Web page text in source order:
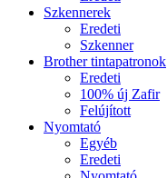
Szkennerek
Eredeti
Szkenner
Brother tintapatronok
Eredeti
100% új Zafir
Felújított
Nyomtató
Egyéb
Eredeti